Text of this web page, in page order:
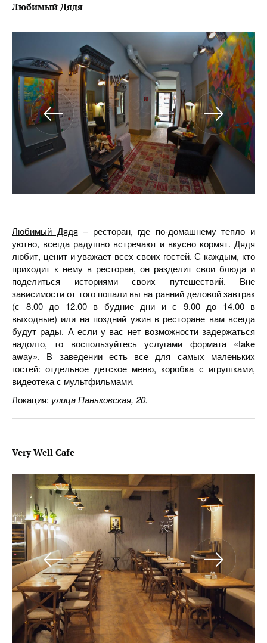
Любимый Дядя
Любимый Дядя – ресторан, где по-домашнему тепло и
уютно, всегда радушно встречают и вкусно кормят. Дядя
любит, ценит и уважает всех своих гостей. С каждым, кто
приходит к нему в ресторан, он разделит свои блюда и
поделиться историями своих путешествий. Вне
зависимости от того попали вы на ранний деловой завтрак
(с 8.00 до 12.00 в будние дни и с 9.00 до 14.00 в
выходные) или на поздний ужин в ресторане вам всегда
будут рады. А если у вас нет возможности задержаться
надолго, то воспользуйтесь услугами формата «take
away». В заведении есть все для самых маленьких
гостей: отдельное детское меню, коробка с игрушками,
видеотека с мультфильмами.
Локация: улица Паньковская, 20.
Very Well Cafe